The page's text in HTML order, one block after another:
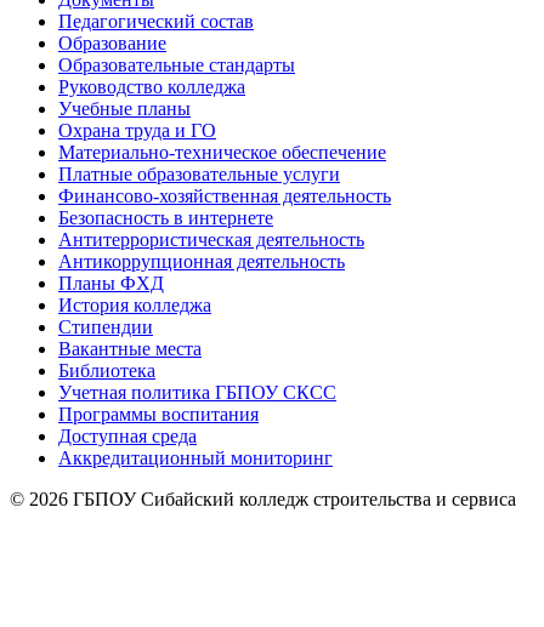
Педагогический состав
Образование
Образовательные стандарты
Руководство колледжа
Учебные планы
Охрана труда и ГО
Материально-техническое обеспечение
Платные образовательные услуги
Финансово-хозяйственная деятельность
Безопасность в интернете
Антитеррористическая деятельность
Антикоррупционная деятельность
Планы ФХД
История колледжа
Стипендии
Вакантные места
Библиотека
Учетная политика ГБПОУ СКСС
Программы воспитания
Доступная среда
Аккредитационный мониторинг
© 2026 ГБПОУ Сибайский колледж строительства и сервиса